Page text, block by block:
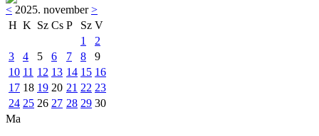
< 2025. november>
H K Sz Cs P Sz V
1
2
3
4 5 6 7 8
9
10 11 12 13 14 15 16
17 18 19 20 21 22 23
24 25 26 27 28 29 30
Ma